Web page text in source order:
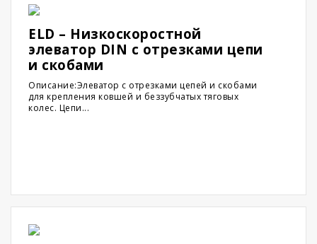
ELD – Низкоскоростной
элеватор DIN с отрезками цепи
и скобами
Описание:Элеватор с отрезками цепей и скобами
для крепления ковшей и беззубчатых тяговых
колес. Цепи...